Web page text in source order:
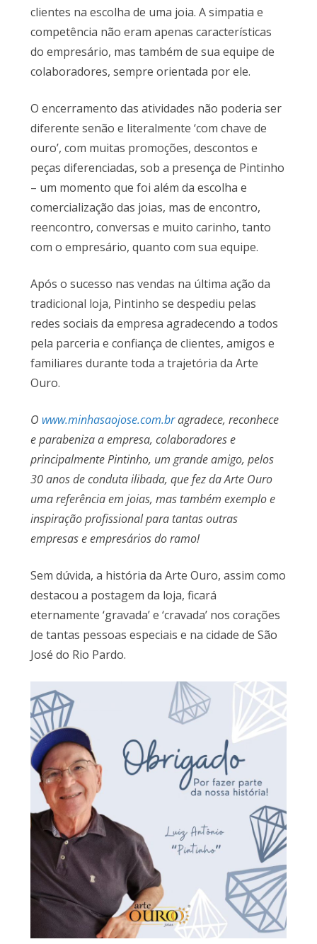
clientes na escolha de uma joia. A simpatia e
competência não eram apenas características
do empresário, mas também de sua equipe de
colaboradores, sempre orientada por ele.
O encerramento das atividades não poderia ser
diferente senão e literalmente ‘com chave de
ouro’, com muitas promoções, descontos e
peças diferenciadas, sob a presença de Pintinho
– um momento que foi além da escolha e
comercialização das joias, mas de encontro,
reencontro, conversas e muito carinho, tanto
com o empresário, quanto com sua equipe.
Após o sucesso nas vendas na última ação da
tradicional loja, Pintinho se despediu pelas
redes sociais da empresa agradecendo a todos
pela parceria e confiança de clientes, amigos e
familiares durante toda a trajetória da Arte
Ouro.
O www.minhasaojose.com.bragradece, reconhece
e parabeniza a empresa, colaboradores e
principalmente Pintinho, um grande amigo, pelos
30 anos de conduta ilibada, que fez da Arte Ouro
uma referência em joias, mas também exemplo e
inspiração profissional para tantas outras
empresas e empresários do ramo!
Sem dúvida, a história da Arte Ouro, assim como
destacou a postagem da loja, ficará
eternamente ‘gravada’ e ‘cravada’ nos corações
de tantas pessoas especiais e na cidade de São
José do Rio Pardo.